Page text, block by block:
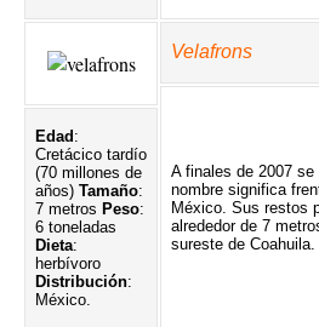
Velafrons
A finales de 2007
nombre significa
México. Sus restos
alrededor de 7
sureste de Coahuila.
Edad :
Cretácico tardío
(70 millones de
años) Tamaño:
7 metros Peso:
6 toneladas
Dieta:
herbívoro
Distribución:
México.